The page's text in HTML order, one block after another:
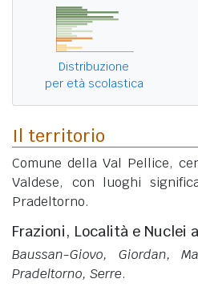
Distribuzione
per età scolastica
Il territorio
Comune della Val Pellice,
Valdese, con luoghi
Pradeltorno.
Frazioni, Località e Nuclei
Baussan-Giovo, Giordan,
Pradeltorno, Serre.